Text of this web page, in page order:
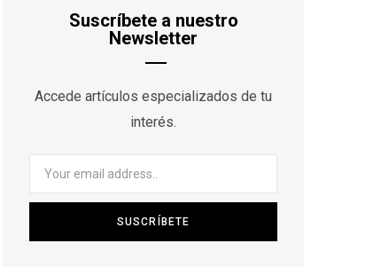
Suscríbete a nuestro
Newsletter
Accede artículos especializados de tu
interés.